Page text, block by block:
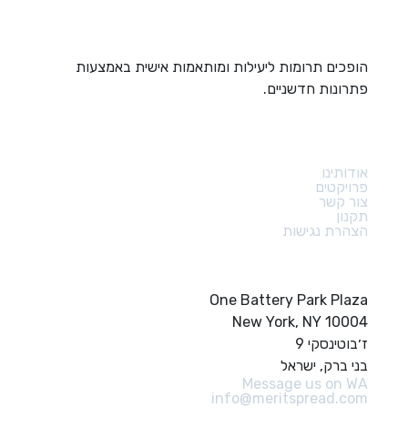
הופכים תרומות ליעילות ומותאמות אישית באמצעות
פתרונות חדשניים.
אודותינו
פרויקטים
צור קשר
תקנון
הצהרת נגישות
One Battery Park Plaza
New York, NY 10004
ז׳בוטינסקי 9
בני ברק, ישראל
Message us on WA
info@meritspread.com